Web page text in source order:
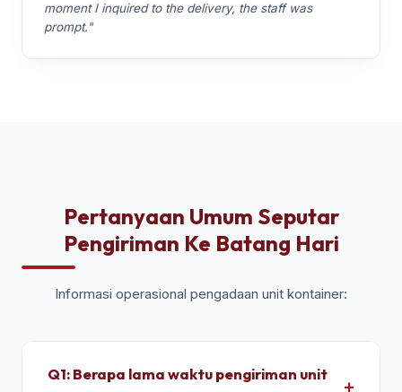
moment I inquired to the delivery, the staff was
prompt."
Pertanyaan Umum Seputar
Pengiriman Ke Batang Hari
Informasi operasional pengadaan unit kontainer:
Q1: Berapa lama waktu pengiriman unit